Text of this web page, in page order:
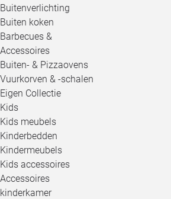
Buitenverlichting
Buiten koken
Barbecues &
Accessoires
Buiten- & Pizzaovens
Vuurkorven & -schalen
Eigen Collectie
Kids
Kids meubels
Kinderbedden
Kindermeubels
Kids accessoires
Accessoires
kinderkamer